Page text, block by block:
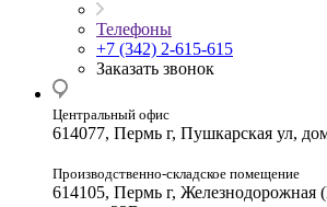
Телефоны
+7 (342) 2-615-615
Заказать звонок
Центральный офис
614077, Пермь г, Пушкарская ул,
Производственно-складское помещение
614105, Пермь г,